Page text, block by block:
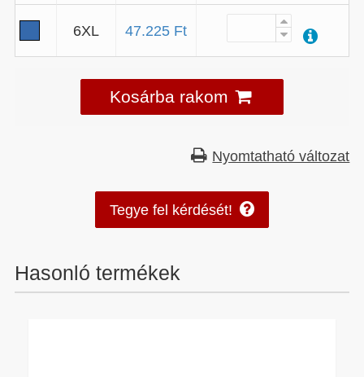
6XL 47.225 Ft
Kosárba rakom
Nyomtatható változat
Tegye fel kérdését!
Hasonló termékek